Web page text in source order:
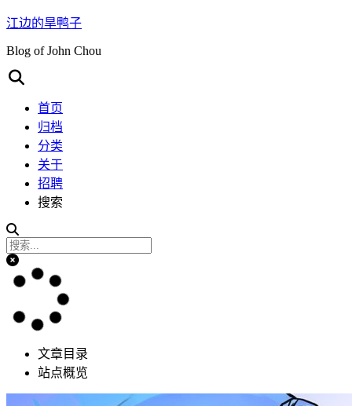
江边的旱鸭子
Blog of John Chou
首页
归档
分类
关于
招聘
搜索
文章目录
站点概览